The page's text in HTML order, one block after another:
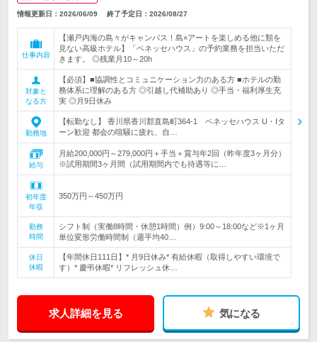
情報更新日：2026/06/09 終了予定日： 2026/08/27
仕事内容
【瀬戸内海の島々がキャンパス！島×アートを楽しめる他に類を
見ない高級ホテル】「ベネッセハウス」の予約業務を担当いただ
きます。 ◎残業月10～20h
対象と
なる方
【必須】■協調性とコミュニケーション力のある方 ■ホテルの勤
務体系に理解のある方 ◎引越し代補助あり ◎手当・福利厚生充
実 ◎月9日休み
勤務地
【転勤なし】 香川県香川郡直島町364-1 ベネッセハウス U・Iタ
ーン歓迎 都会の喧騒に疲れ、自…
給与
月給200,000円～279,000円＋手当＋賞与年2回（昨年度3ヶ月分）
※試用期間3ヶ月間（試用期間内でも待遇等に…
初年度
年収
350万円～450万円
勤務
時間
シフト制（実働8時間・休憩1時間）例）9:00～18:00など※1ヶ月
単位変形労働時間制（週平均40…
休日
休暇
【年間休日111日】* 月9日休み* 有給休暇（取得しやすい環境で
す）* 慶弔休暇* リフレッシュ休…
求人詳細を見る 気になる